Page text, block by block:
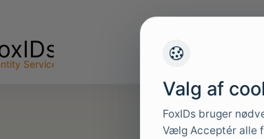
Valg af
FoxIDs bruger
Vælg Acceptér alle